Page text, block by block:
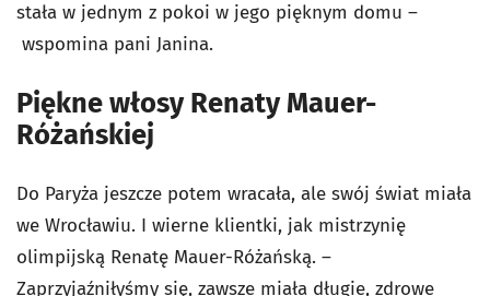
stała w jednym z pokoi w jego pięknym domu –
wspomina pani Janina.
Piękne włosy Renaty Mauer-
Różańskiej
Do Paryża jeszcze potem wracała, ale swój świat miała
we Wrocławiu. I wierne klientki, jak mistrzynię
olimpijską Renatę Mauer-Różańską. –
Zaprzyjaźniłyśmy się, zawsze miała długie, zdrowe